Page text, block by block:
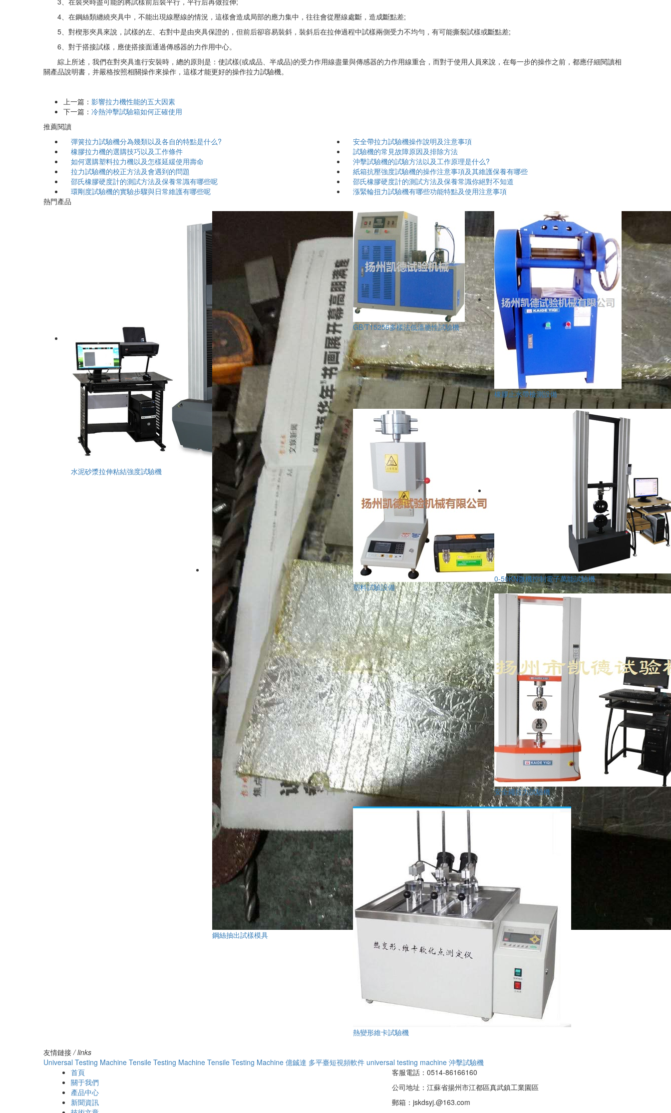
4、在鋼絲類纏繞夾具中，不能出現線壓線的情況，這樣會造成局部的應力集中，往往會從壓線處斷，造成斷點差;
5、對楔形夾具來說，試樣的左、右對中是由夾具保證的，但前后卻容易裝斜，裝斜后在拉伸過程中試樣兩側受力不均勻，有可能撕裂試樣或斷點差;
6、對于搭接試樣，應使搭接面通過傳感器的力作用中心。
綜上所述，我們在對夾具進行安裝時，總的原則是：使試樣(或成品、半成品)的受力作用線盡量與傳感器的力作用線重合，而對于使用人員來說，在每一步的操作之前，都應仔細閱讀相
關產品說明書，并嚴格按照相關操作來操作，這樣才能更好的操作拉力試驗機。
上一篇： 影響拉力機性能的五大因素
下一篇： 冷熱沖擊試驗箱如何正確使用
推薦閱讀
彈簧拉力試驗機分為幾類以及各自的特點是什么?
安全帶拉力試驗機操作說明及注意事項
橡膠拉力機的選購技巧以及工作條件
試驗機的常見故障原因及排除方法
如何選購塑料拉力機以及怎樣延緩使用壽命
沖擊試驗機的試驗方法以及工作原理是什么?
拉力試驗機的校正方法及會遇到的問題
紙箱抗壓強度試驗機的操作注意事項及其維護保養有哪些
邵氏橡膠硬度計的測試方法及保養常識有哪些呢
邵氏橡膠硬度計的測試方法及保養常識你絕對不知道
環剛度試驗機的實驗步驟與日常維護有哪些呢
漲緊輪扭力試驗機有哪些功能特點及使用注意事項
熱門產品
水泥砂漿拉伸粘結強度試驗機
鋼絲抽出試樣模具
GB/T15256多樣法低溫脆性試驗機
橡膠止水帶檢測設備
塑料試驗設備
0-50KN微機控制電子萬能試驗機
安全繩拉力試驗機
熱變形維卡試驗機
友情鏈接 / links
Universal Testing Machine Tensile Testing Machine Tensile Testing Machine 億鋮達 多平臺短視頻軟件 universal testing machine 沖擊試驗機
首頁
關于我們
產品中心
新聞資訊
客服電話：0514-86166160
公司地址：江蘇省揚州市江都區真武鎮工業園區
郵箱：jskdsyj.@163.com